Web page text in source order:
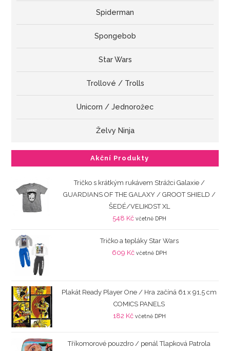
Spiderman
Spongebob
Star Wars
Trollové / Trolls
Unicorn / Jednorožec
Želvy Ninja
Akční Produkty
Tričko s krátkým rukávem Strážci Galaxie /
GUARDIANS OF THE GALAXY / GROOT SHIELD /
ŠEDÉ/VELIKOST XL
548 Kč včetně DPH
Tričko a tepláky Star Wars
609 Kč včetně DPH
Plakát Ready Player One / Hra začíná 61 x 91,5 cm
COMICS PANELS
182 Kč včetně DPH
Tříkomorové pouzdro / penál Tlapková Patrola